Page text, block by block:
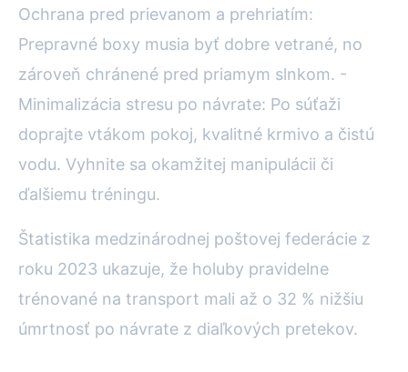
Ochrana pred prievanom a prehriatím:
Prepravné boxy musia byť dobre vetrané, no
zároveň chránené pred priamym slnkom. -
Minimalizácia stresu po návrate: Po súťaži
doprajte vtákom pokoj, kvalitné krmivo a čistú
vodu. Vyhnite sa okamžitej manipulácii či
ďalšiemu tréningu.
Štatistika medzinárodnej poštovej federácie z
roku 2023 ukazuje, že holuby pravidelne
trénované na transport mali až o 32 % nižšiu
úmrtnosť po návrate z diaľkových pretekov.